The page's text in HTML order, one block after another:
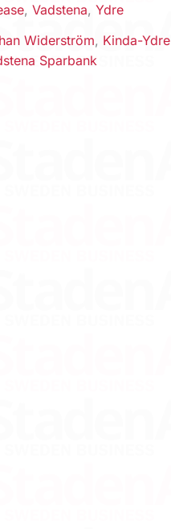
,Vadstena,Ydre
Widerström, Kinda-Ydre
Sparbank